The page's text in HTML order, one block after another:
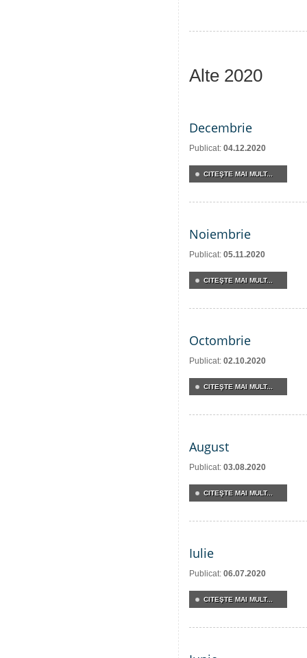
Alte 2020
Decembrie
Publicat: 04.12.2020
CITEŞTE MAI MULT...
Noiembrie
Publicat: 05.11.2020
CITEŞTE MAI MULT...
Octombrie
Publicat: 02.10.2020
CITEŞTE MAI MULT...
August
Publicat: 03.08.2020
CITEŞTE MAI MULT...
Iulie
Publicat: 06.07.2020
CITEŞTE MAI MULT...